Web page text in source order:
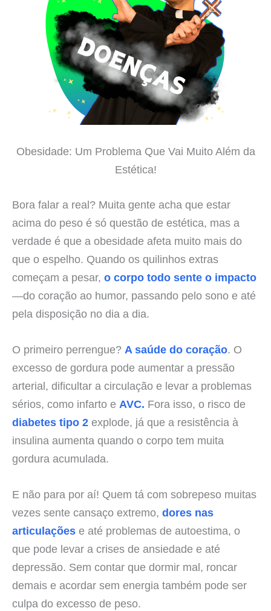
Obesidade: Um Problema Que Vai Muito Além da
Estética!
Bora falar a real? Muita gente acha que estar
acima do peso é só questão de estética, mas a
verdade é que a obesidade afeta muito mais do
que o espelho. Quando os quilinhos extras
começam a pesar, o corpo todo sente o impacto
—do coração ao humor, passando pelo sono e até
pela disposição no dia a dia.
O primeiro perrengue? A saúde do coração. O
excesso de gordura pode aumentar a pressão
arterial, dificultar a circulação e levar a problemas
sérios, como infarto e AVC. Fora isso, o risco de
diabetes tipo 2 explode, já que a resistência à
insulina aumenta quando o corpo tem muita
gordura acumulada.
E não para por aí! Quem tá com sobrepeso muitas
vezes sente cansaço extremo, dores nas
articulações e até problemas de autoestima, o
que pode levar a crises de ansiedade e até
depressão. Sem contar que dormir mal, roncar
demais e acordar sem energia também pode ser
culpa do excesso de peso.